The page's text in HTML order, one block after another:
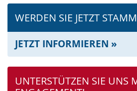
WERDEN SIE JETZT
JETZT INFORMIEREN »
UNTERSTÜTZEN SIE UNS